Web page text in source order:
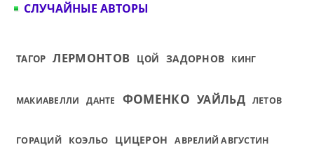
СЛУЧАЙНЫЕ АВТОРЫ
ТАГОР ЛЕРМОНТОВ ЦОЙ ЗАДОРНОВ КИНГ
МАКИАВЕЛЛИ ДАНТЕ ФОМЕНКО УАЙЛЬД ЛЕТОВ
ГОРАЦИЙ КОЭЛЬО ЦИЦЕРОН АВРЕЛИЙ АВГУСТИН